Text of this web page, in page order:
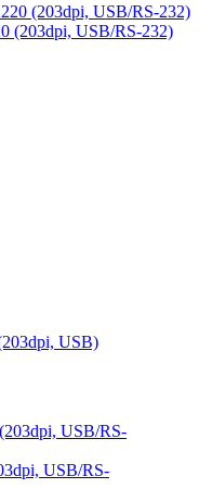
(203dpi, USB/RS-232)
USB)
USB/RS-